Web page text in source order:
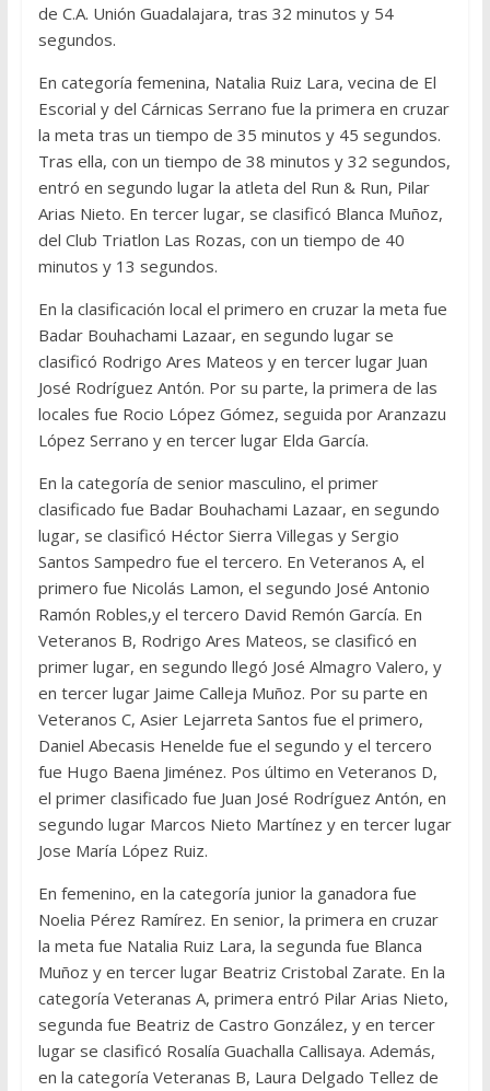
de C.A. Unión Guadalajara, tras 32 minutos y 54
segundos.
En categoría femenina, Natalia Ruiz Lara, vecina de El
Escorial y del Cárnicas Serrano fue la primera en cruzar
la meta tras un tiempo de 35 minutos y 45 segundos.
Tras ella, con un tiempo de 38 minutos y 32 segundos,
entró en segundo lugar la atleta del Run & Run, Pilar
Arias Nieto. En tercer lugar, se clasificó Blanca Muñoz,
del Club Triatlon Las Rozas, con un tiempo de 40
minutos y 13 segundos.
En la clasificación local el primero en cruzar la meta fue
Badar Bouhachami Lazaar, en segundo lugar se
clasificó Rodrigo Ares Mateos y en tercer lugar Juan
José Rodríguez Antón. Por su parte, la primera de las
locales fue Rocio López Gómez, seguida por Aranzazu
López Serrano y en tercer lugar Elda García.
En la categoría de senior masculino, el primer
clasificado fue Badar Bouhachami Lazaar, en segundo
lugar, se clasificó Héctor Sierra Villegas y Sergio
Santos Sampedro fue el tercero. En Veteranos A, el
primero fue Nicolás Lamon, el segundo José Antonio
Ramón Robles,y el tercero David Remón García. En
Veteranos B, Rodrigo Ares Mateos, se clasificó en
primer lugar, en segundo llegó José Almagro Valero, y
en tercer lugar Jaime Calleja Muñoz. Por su parte en
Veteranos C, Asier Lejarreta Santos fue el primero,
Daniel Abecasis Henelde fue el segundo y el tercero
fue Hugo Baena Jiménez. Pos último en Veteranos D,
el primer clasificado fue Juan José Rodríguez Antón, en
segundo lugar Marcos Nieto Martínez y en tercer lugar
Jose María López Ruiz.
En femenino, en la categoría junior la ganadora fue
Noelia Pérez Ramírez. En senior, la primera en cruzar
la meta fue Natalia Ruiz Lara, la segunda fue Blanca
Muñoz y en tercer lugar Beatriz Cristobal Zarate. En la
categoría Veteranas A, primera entró Pilar Arias Nieto,
segunda fue Beatriz de Castro González, y en tercer
lugar se clasificó Rosalía Guachalla Callisaya. Además,
en la categoría Veteranas B, Laura Delgado Tellez de